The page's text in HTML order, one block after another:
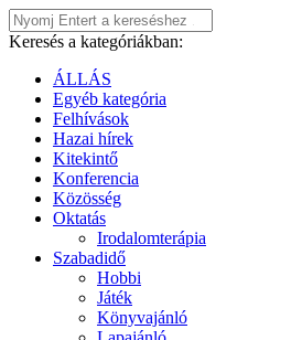
Keresés a kategóriákban:
ÁLLÁS
Egyéb kategória
Felhívások
Hazai hírek
Kitekintő
Konferencia
Közösség
Oktatás
Irodalomterápia
Szabadidő
Hobbi
Játék
Könyvajánló